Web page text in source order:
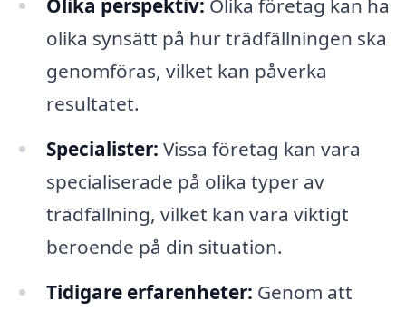
Olika perspektiv: Olika företag kan ha
olika synsätt på hur trädfällningen ska
genomföras, vilket kan påverka
resultatet.
Specialister: Vissa företag kan vara
specialiserade på olika typer av
trädfällning, vilket kan vara viktigt
beroende på din situation.
Tidigare erfarenheter: Genom att